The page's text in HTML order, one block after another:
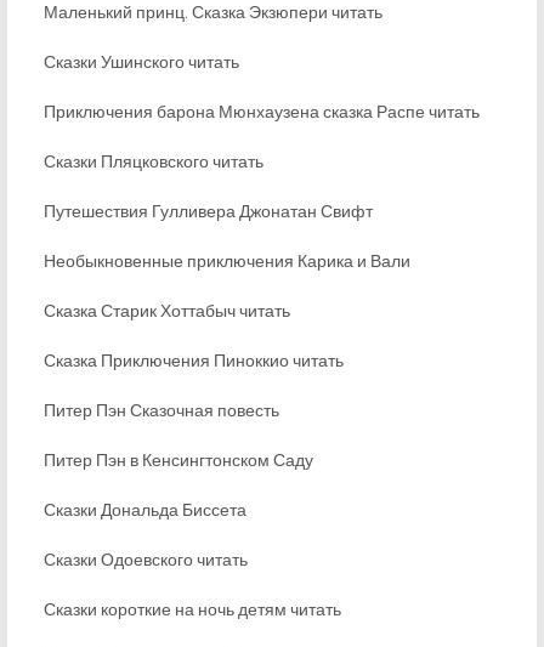
Маленький принц. Сказка Экзюпери читать
Сказки Ушинского читать
Приключения барона Мюнхаузена сказка Распе читать
Сказки Пляцковского читать
Путешествия Гулливера Джонатан Свифт
Необыкновенные приключения Карика и Вали
Сказка Старик Хоттабыч читать
Сказка Приключения Пиноккио читать
Питер Пэн Сказочная повесть
Питер Пэн в Кенсингтонском Саду
Сказки Дональда Биссета
Сказки Одоевского читать
Сказки короткие на ночь детям читать